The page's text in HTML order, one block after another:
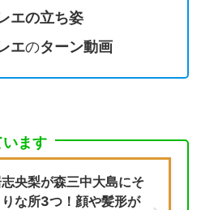
エの立ち姿
エのターン動画
います
央梨が森三中大島にそ
りな所3つ！顔や髪形が